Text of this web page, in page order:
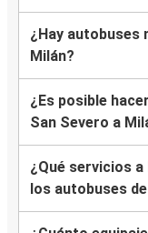
¿Hay autobuses
Milán?
¿Es posible
San Severo a
¿Qué servicios
los autobuses